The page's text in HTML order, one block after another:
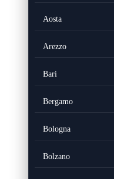
Aosta
Arezzo
Bari
Bergamo
Bologna
Bolzano